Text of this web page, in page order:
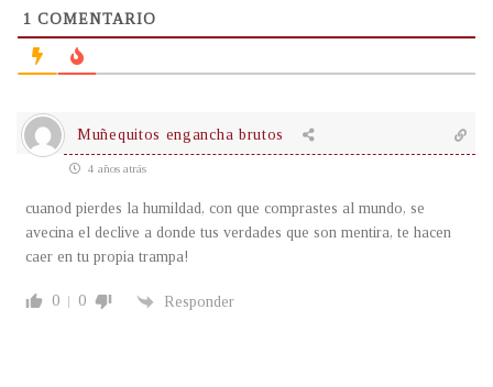
1 COMENTARIO
Muñequitos engancha brutos
4 años atrás
cuanod pierdes la humildad, con que comprastes al mundo, se
avecina el declive a donde tus verdades que son mentira, te hacen
caer en tu propia trampa!
0 0 Responder